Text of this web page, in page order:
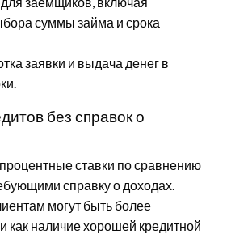
суммы займа и срока
заявки и выдача денег в
без справок о
ставки по сравнению
справку о доходах.
могут быть более
как наличие хорошей кредитной